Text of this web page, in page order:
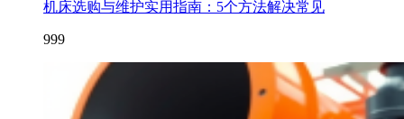
机床选购与维护实用指南：5个方法解决常见
999